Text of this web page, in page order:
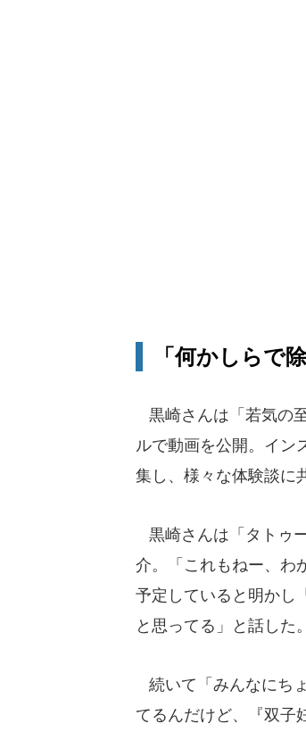
「何かしらで
黒崎さんは「若気の
ルで動画を公開。イン
集し、様々な体験談に
黒崎さんは「タトゥ
介。「これもねー、わ
予定していると明かし
と思ってる」と話した。
続いて「みんなにち
てるんだけど、『双子